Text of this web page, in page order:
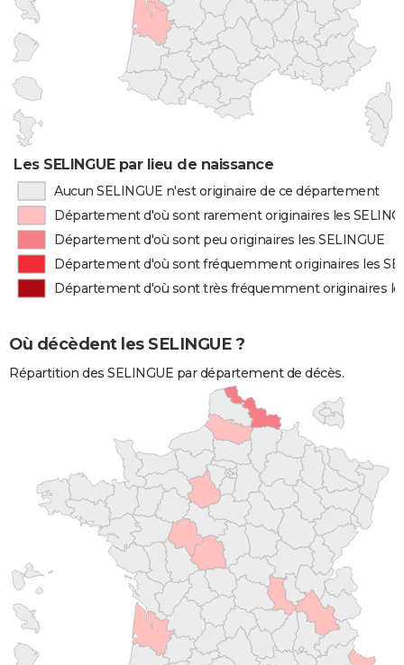
Les SELINGUE par lieu de naissance
Aucun SELINGUE n'est originaire de ce département
Département d'où sont rarement originaires les
Département d'où sont peu originaires les SELINGUE
Département d'où sont fréquemment originaires les
Département d'où sont très fréquemment originaires
Où décèdent les SELINGUE ?
Répartition des SELINGUE par département de décès.